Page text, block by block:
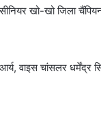
सीनियर खो-खो जिला
वाइस चांसलर धर्मेंद्र